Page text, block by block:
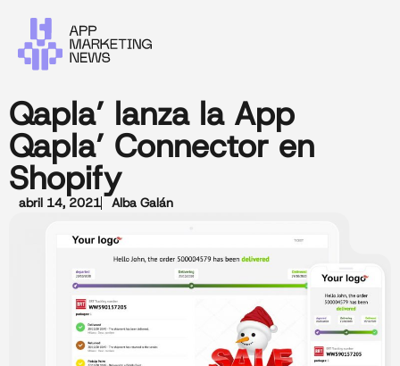
Qapla’ lanza la App
Qapla’ Connector en
Shopify
abril 14, 2021 Alba Galán